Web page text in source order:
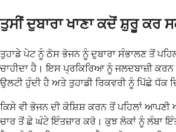
ਤੁਸੀਂ ਦੁਬਾਰਾ ਖਾਣਾ ਕਦੋਂ ਸ਼ੁਰੂ ਕਰ
ਤੁਹਾਡੇ ਪੇਟ ਨੂੰ ਠੋਸ ਭੋਜਨ ਨੂੰ ਦੁਬਾਰਾ ਸੰਭਾਲਣ ਤੋਂ
ਚਾਹੀਦਾ ਹੈ। ਇਸ ਪ੍ਰਕਿਰਿਆ ਨੂੰ ਜਲਦਬਾਜ਼ੀ
ਉਲਟੀ ਹੁੰਦੀ ਹੈ ਅਤੇ ਤੁਹਾਡੀ ਰਿਕਵਰੀ ਨੂੰ ਪਿੱਛੇ ਧੱਕ
ਕਿਸੇ ਵੀ ਭੋਜਨ ਦੀ ਕੋਸ਼ਿਸ਼ ਕਰਨ ਤੋਂ ਪਹਿਲਾਂ
ਚਾਰ ਤੋਂ ਛੇ ਘੰਟੇ ਇੰਤਜ਼ਾਰ ਕਰੋ। ਕੁਝ ਲੋਕਾਂ ਨੂੰ ਲੰਬਾ